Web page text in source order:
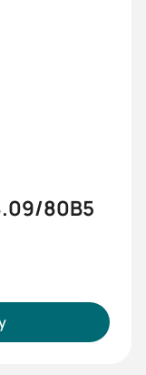
68.09/80B5